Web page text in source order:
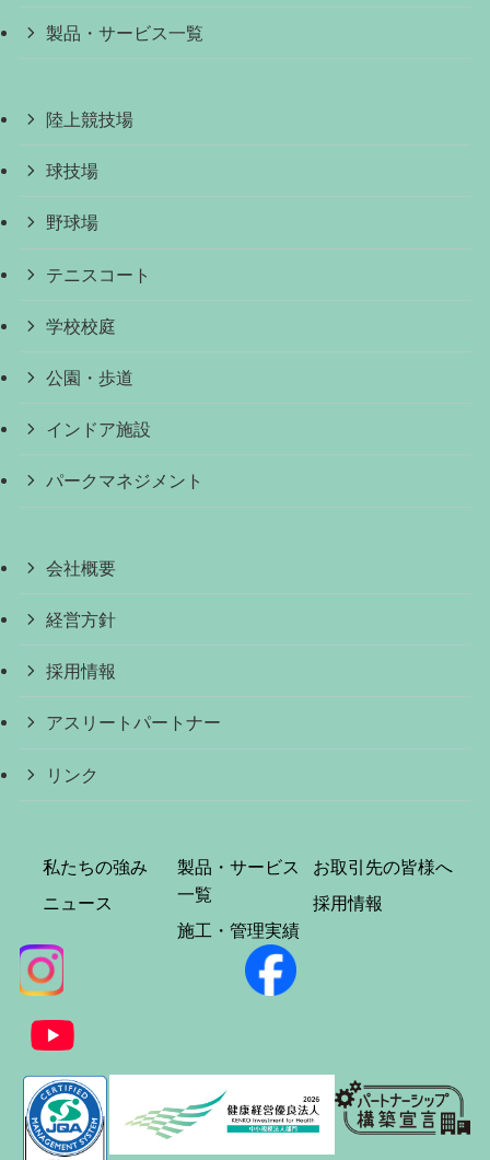
製品・サービス一覧
陸上競技場
球技場
野球場
テニスコート
学校校庭
公園・歩道
インドア施設
パークマネジメント
会社概要
経営方針
採用情報
アスリートパートナー
リンク
私たちの強み
ニュース
製品・サービス
一覧
施工・管理実績
お取引先の皆様へ
採用情報